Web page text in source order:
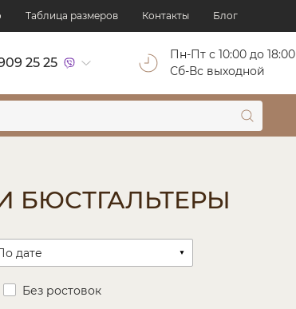
Таблица размеров Контакты Блог
25 25
Пн-Пт с 10:00 до 18:00
Сб-Вс выходной
БЮСТГАЛЬТЕРЫ
Без ростовок